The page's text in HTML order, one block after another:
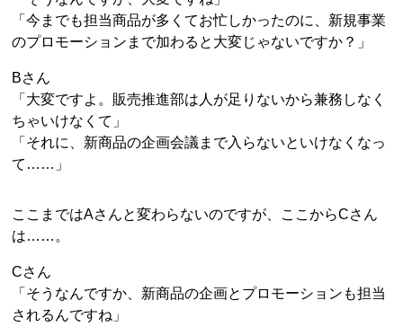
「今までも担当商品が多くてお忙しかったのに、新規事業
のプロモーションまで加わると大変じゃないですか？」
Bさん
「大変ですよ。販売推進部は人が足りないから兼務しなく
ちゃいけなくて」
「それに、新商品の企画会議まで入らないといけなくなっ
て……」
ここまではAさんと変わらないのですが、ここからCさん
は……。
Cさん
「そうなんですか、新商品の企画とプロモーションも担当
されるんですね」